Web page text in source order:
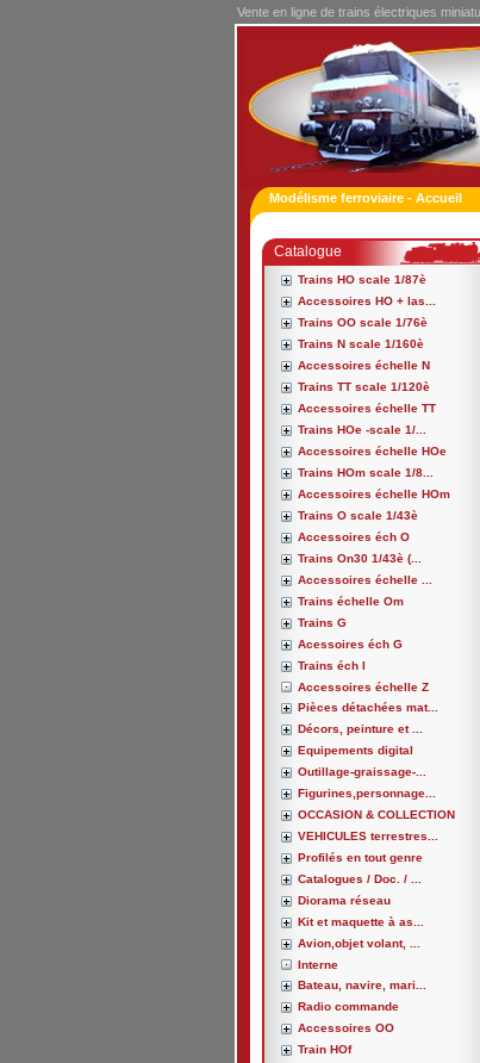
Vente en ligne de trains électriques
Modélisme ferroviaire - Accueil
Catalogue
Trains HO scale 1/87è
Accessoires HO + las...
Trains OO scale 1/76è
Trains N scale 1/160è
Accessoires échelle N
Trains TT scale 1/120è
Accessoires échelle TT
Trains HOe -scale 1/...
Accessoires échelle HOe
Trains HOm scale 1/8...
Accessoires échelle HOm
Trains O scale 1/43è
Accessoires éch O
Trains On30 1/43è (...
Accessoires échelle ...
Trains échelle Om
Trains G
Acessoires éch G
Trains éch I
Accessoires échelle Z
Pièces détachées mat...
Décors, peinture et ...
Equipements digital
Outillage-graissage-...
Figurines,personnage...
OCCASION & COLLECTION
VEHICULES terrestres...
Profilés en tout genre
Catalogues / Doc. / ...
Diorama réseau
Kit et maquette à as...
Avion,objet volant, ...
Interne
Bateau, navire, mari...
Radio commande
Accessoires OO
Train HOf